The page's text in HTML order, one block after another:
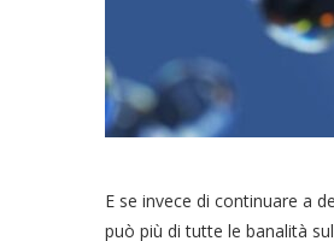
E se invece di continuare a
può più di tutte le banalità